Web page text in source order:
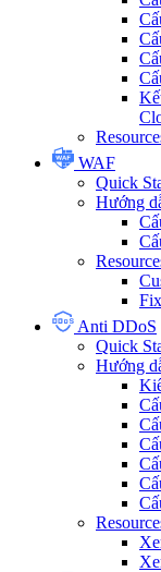
WAF
Quick
Hướng
Anti DDoS
Quick
Hướng